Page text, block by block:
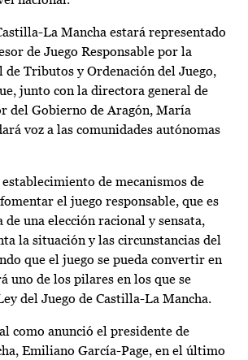
La Mancha estará representado
de Juego Responsable por la
de Tributos y Ordenación del Juego,
junto con la directora general de
del Gobierno de Aragón, María
voz a las comunidades autónomas
de mecanismos de
el juego responsable, que es
de una elección racional y sensata,
la situación y las circunstancias del
que el juego se pueda convertir en
uno de los pilares en los que se
del Juego de Castilla-La Mancha.
como anunció el presidente de
Emiliano García-Page, en el último